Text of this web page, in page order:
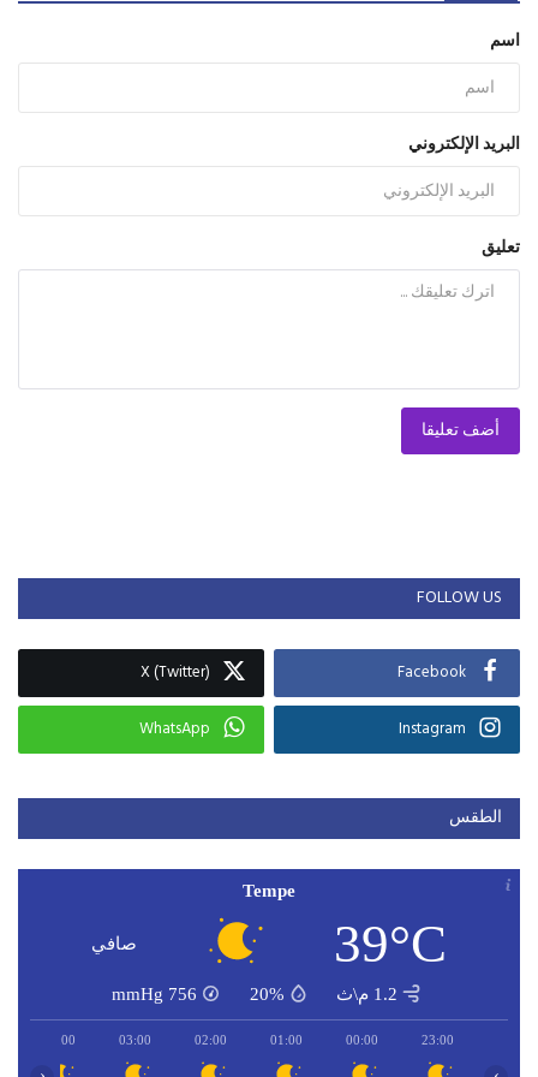
اسم
البريد الإلكتروني
تعليق
أضف تعليقا
FOLLOW US
Facebook
X (Twitter)
Instagram
WhatsApp
الطقس
Tempe
39°C صافي
1.2 م\ث 20%
756
mmHg
23:00
00:00
01:00
02:00
03:00
04:00